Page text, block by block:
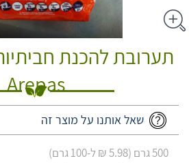
Arepas
שאל אותנו על מוצר זה
500 גרם (5.98 ₪ ל-100 גרם)